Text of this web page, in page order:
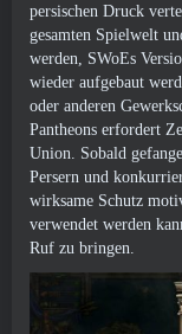
persischen Druck
gesamten Spielwelt
werden, SWoEs
wieder aufgebaut
oder anderen
Pantheons erfordert
Union. Sobald
Persern und
wirksame Schutz
verwendet werden
Ruf zu bringen.